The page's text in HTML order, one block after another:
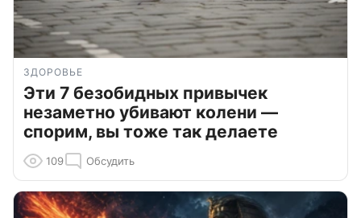
ЗДОРОВЬЕ
Эти 7 безобидных привычек
незаметно убивают колени —
спорим, вы тоже так делаете
109 Обсудить